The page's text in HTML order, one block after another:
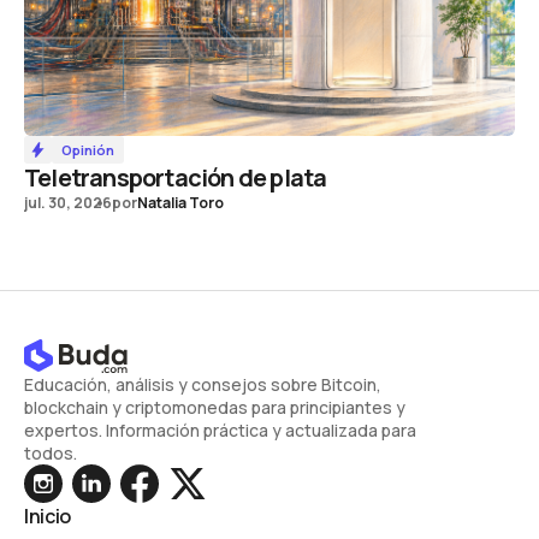
Opinión
Teletransportación de plata
jul. 30, 2026porNatalia Toro
Educación, análisis y consejos sobre Bitcoin,
blockchain y criptomonedas para principiantes y
expertos. Información práctica y actualizada para
todos.
Inicio